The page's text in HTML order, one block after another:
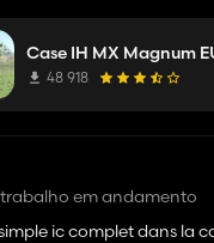
Case IH MX Magnum
48 918
em andamento
ic complet dans la